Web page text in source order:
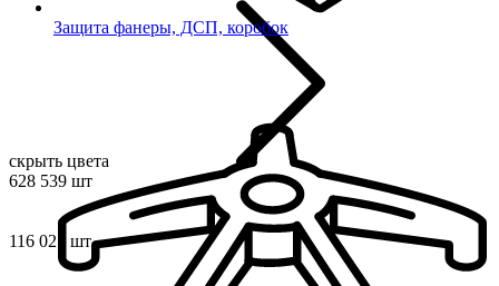
Защита фанеры, ДСП, коробок
скрыть цвета
628 539 шт
116 021 шт